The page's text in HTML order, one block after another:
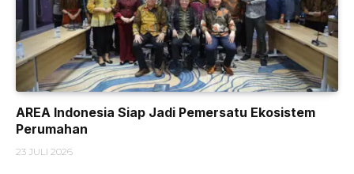
AREA Indonesia Siap Jadi Pemersatu Ekosistem
Perumahan
23 JULI 2026